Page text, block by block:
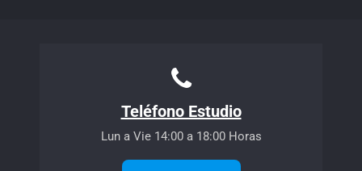
Teléfono Estudio
Lun a Vie 14:00 a 18:00 Horas